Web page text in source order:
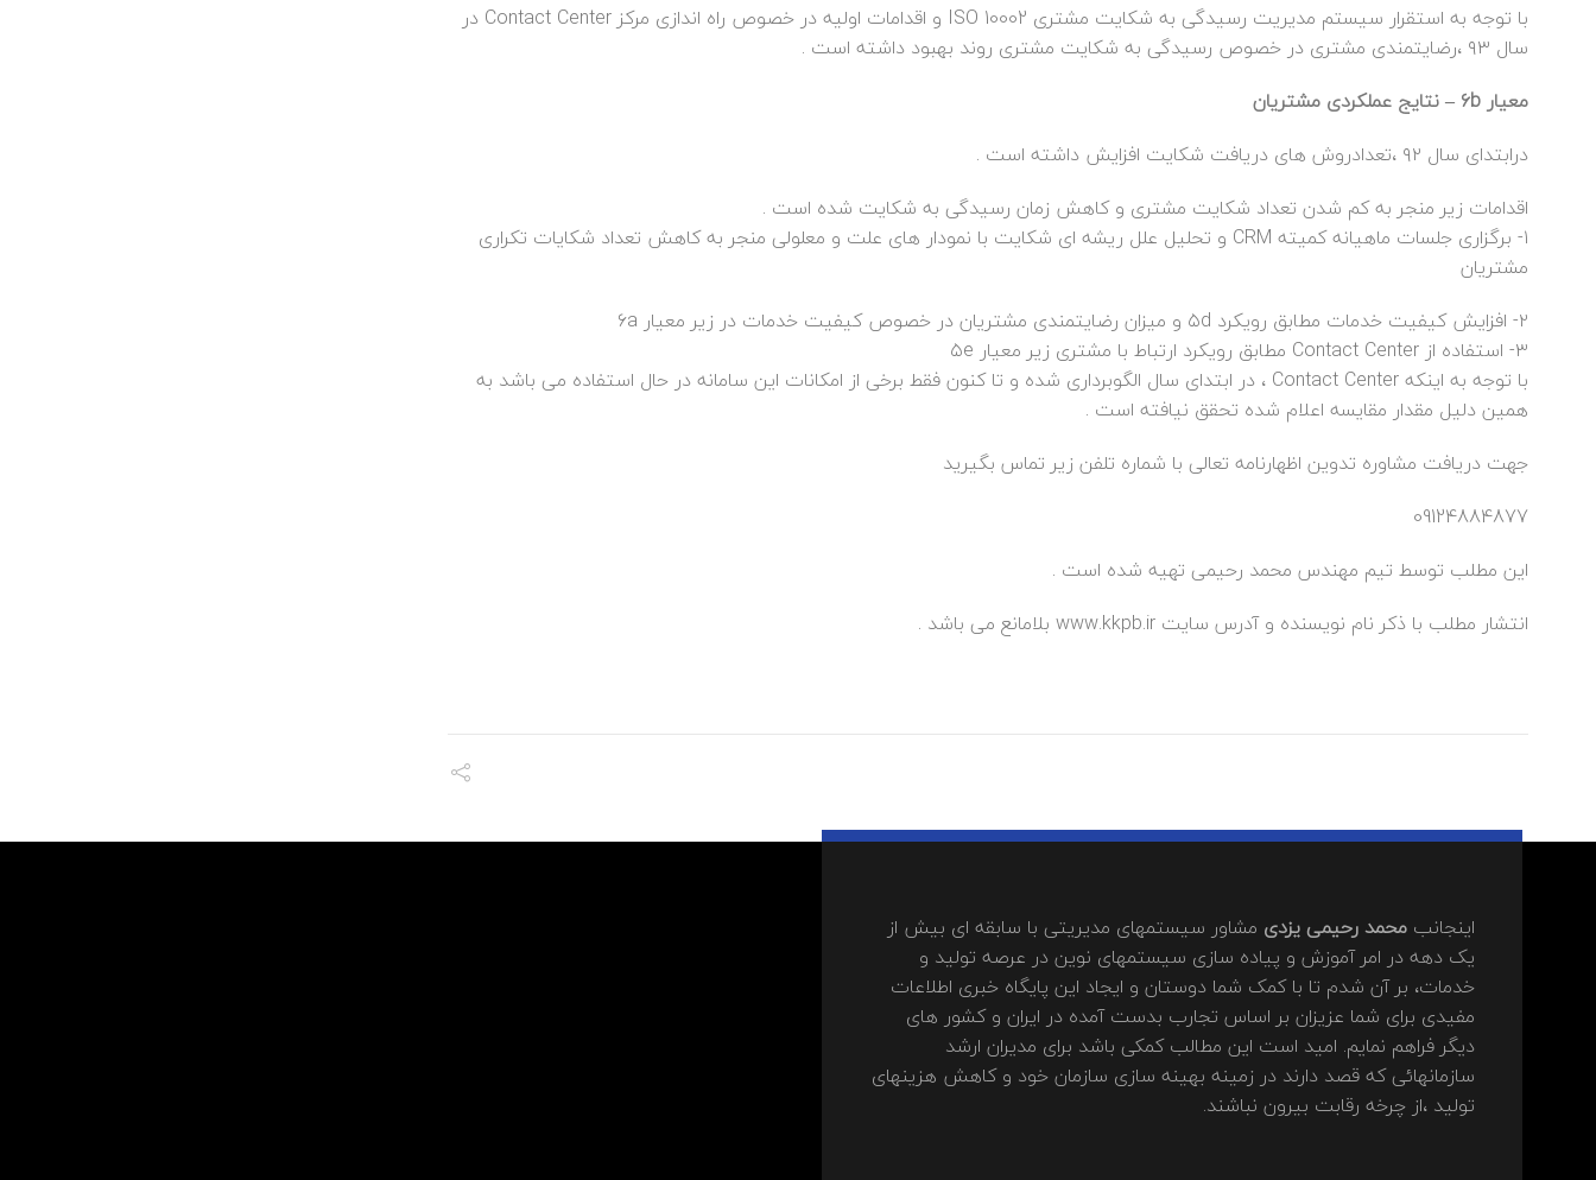
با توجه به استقرار سیستم مدیریت رسیدگی به شکایت مشتری ISO 10002 و اقدامات اولیه در خصوص راه اندازی مرکز Contact Center در
سال ۹۳ ،‌رضایتمندی مشتری در خصوص رسیدگی به شکایت مشتری روند بهبود داشته است .
معیار ۶b – نتایج عملکردی مشتریان
درابتدای سال ۹۲ ،‌تعدادروش های دریافت شکایت افزایش داشته است .
اقدامات زیر منجر به کم شدن تعداد شکایت مشتری و کاهش زمان رسیدگی به شکایت شده است .
۱- برگزاری جلسات ماهیانه کمیته CRM و تحلیل علل ریشه ای شکایت با نمودار های علت و معلولی منجر به کاهش تعداد شکایات تکراری
مشتریان
۲- افزایش کیفیت خدمات مطابق رویکرد ۵d و میزان رضایتمندی مشتریان در خصوص کیفیت خدمات در زیر معیار ۶a
۳- استفاده از Contact Center مطابق رویکرد ارتباط با مشتری زیر معیار ۵e
با توجه به اینکه Contact Center ، در ابتدای سال الگوبرداری شده و تا کنون فقط برخی از امکانات این سامانه در حال استفاده می باشد به
همین دلیل مقدار مقایسه اعلام شده تحقق نیافته است .
جهت دریافت مشاوره تدوین اظهارنامه تعالی با شماره تلفن زیر تماس بگیرید
09124884877
این مطلب توسط تیم مهندس محمد رحیمی تهیه شده است .
انتشار مطلب با ذکر نام نویسنده و آدرس سایت www.kkpb.ir بلامانع می باشد .
اینجانب محمد رحیمی یزدی مشاور سیستمهای مدیریتی با سابقه ای بیش از
یک دهه در امر آموزش و پیاده سازی سیستمهای نوین در عرصه تولید و
خدمات، بر آن شدم تا با کمک شما دوستان و ایجاد این پایگاه خبری اطلاعات
مفیدی برای شما عزیزان بر اساس تجارب بدست آمده در ایران و کشور های
دیگر فراهم نمایم. امید است این مطالب کمکی باشد برای مدیران ارشد
سازمانهائی که قصد دارند در زمینه بهینه سازی سازمان خود و کاهش هزینهای
تولید ،از چرخه رقابت بیرون نباشند.